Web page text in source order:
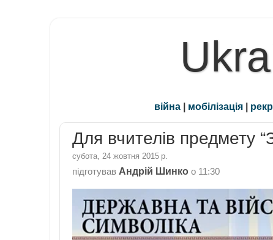
війна | мобілізація |
Для вчителів предмету
субота, 24 жовтня 2015 р.
підготував Андрій Шинко о 11:30